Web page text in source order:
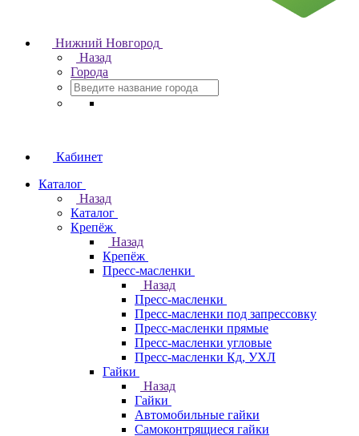
Нижний Новгород
Назад
Города
Кабинет
Каталог
Назад
Каталог
Крепёж
Назад
Крепёж
Пресс-масленки
Назад
Пресс-масленки
Пресс-масленки под запрессовку
Пресс-масленки прямые
Пресс-масленки угловые
Пресс-масленки Кд, УХЛ
Гайки
Назад
Гайки
Автомобильные гайки
Самоконтрящиеся гайки